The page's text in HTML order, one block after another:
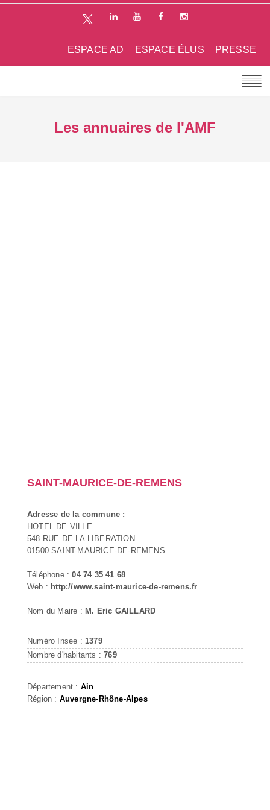
PRESSE
ESPACE ÉLUS
ESPACE AD
Les annuaires de l'AMF
SAINT-MAURICE-DE-REMENS
Adresse de la commune :
HOTEL DE VILLE
548 RUE DE LA LIBERATION
01500 SAINT-MAURICE-DE-REMENS
Téléphone :04 74 35 41 68
Web : http://www.saint-maurice-de-remens.fr
Nom du Maire : M. Eric GAILLARD
Numéro Insee : 1379
Nombre d'habitants :769
Département : Ain
Région : Auvergne-Rhône-Alpes